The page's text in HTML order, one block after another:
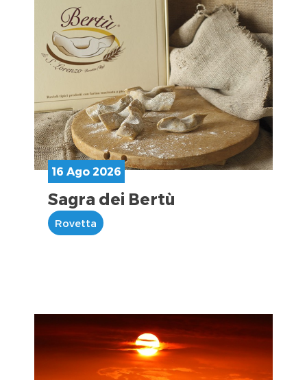
16 Ago 2026
Sagra dei Bertù
Rovetta